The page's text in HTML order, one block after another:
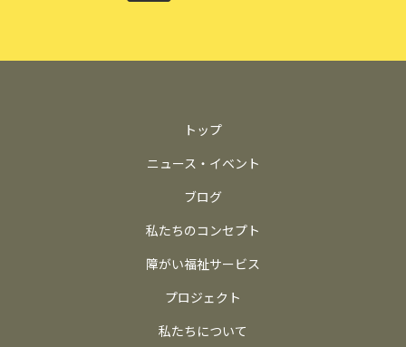
トップ
ニュース・イベント
ブログ
私たちのコンセプト
障がい福祉サービス
プロジェクト
私たちについて